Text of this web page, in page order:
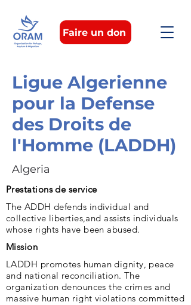
Faire un don
Ligue Algerienne
pour la Defense
des Droits de
l'Homme (LADDH)
Algeria
Prestations de service
The ADDH defends individual and
collective liberties,and assists individuals
whose rights have been abused.
Mission
LADDH promotes human dignity, peace
and national reconciliation. The
organization denounces the crimes and
massive human right violations committed